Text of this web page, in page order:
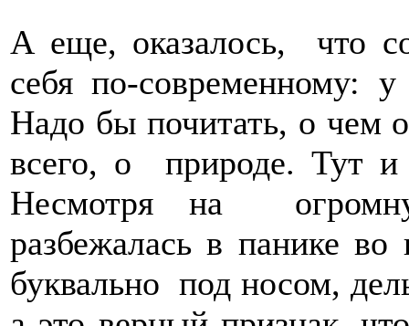
А еще, оказалось, что
себя по-современному:
Надо бы почитать, о чем
всего, о природе. Тут и
Несмотря на
разбежалась в панике
буквально под носом,